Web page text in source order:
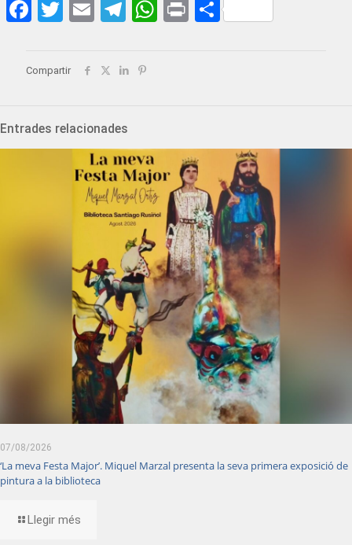
Facebook
Twitter
EmailTelegram
WhatsApp
PrintShare
Compartir
Entrades relacionades
07/08/2026
‘La meva Festa Major’. Miquel Marzal presenta la seva primera exposició de
pintura a la biblioteca
Llegir més